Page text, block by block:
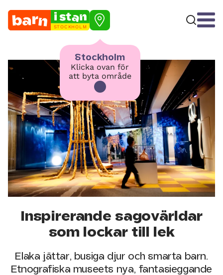
STOCKHOLM
Stockholm
Klicka ovan för
att byta område
Inspirerande sagovärldar
som lockar till lek
Elaka jättar, busiga djur och smarta barn.
Etnografiska museets nya, fantasieggande